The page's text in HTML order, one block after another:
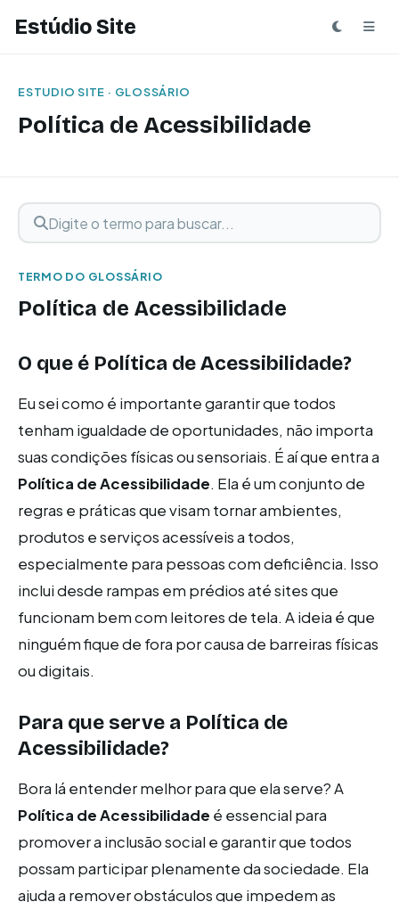
Estúdio Site
ESTUDIO SITE · GLOSSÁRIO
Política de Acessibilidade
Buscar termo
Digite o termo para buscar
TERMO DO GLOSSÁRIO
Política de Acessibilidade
O que é Política de Acessibilidade?
Eu sei como é importante garantir que todos
tenham igualdade de oportunidades, não importa
suas condições físicas ou sensoriais. É aí que entra a
Política de Acessibilidade. Ela é um conjunto de
regras e práticas que visam tornar ambientes,
produtos e serviços acessíveis a todos,
especialmente para pessoas com deficiência. Isso
inclui desde rampas em prédios até sites que
funcionam bem com leitores de tela. A ideia é que
ninguém fique de fora por causa de barreiras físicas
ou digitais.
Para que serve a Política de
Acessibilidade?
Bora lá entender melhor para que ela serve? A
Política de Acessibilidade é essencial para
promover a inclusão social e garantir que todos
possam participar plenamente da sociedade. Ela
ajuda a remover obstáculos que impedem as